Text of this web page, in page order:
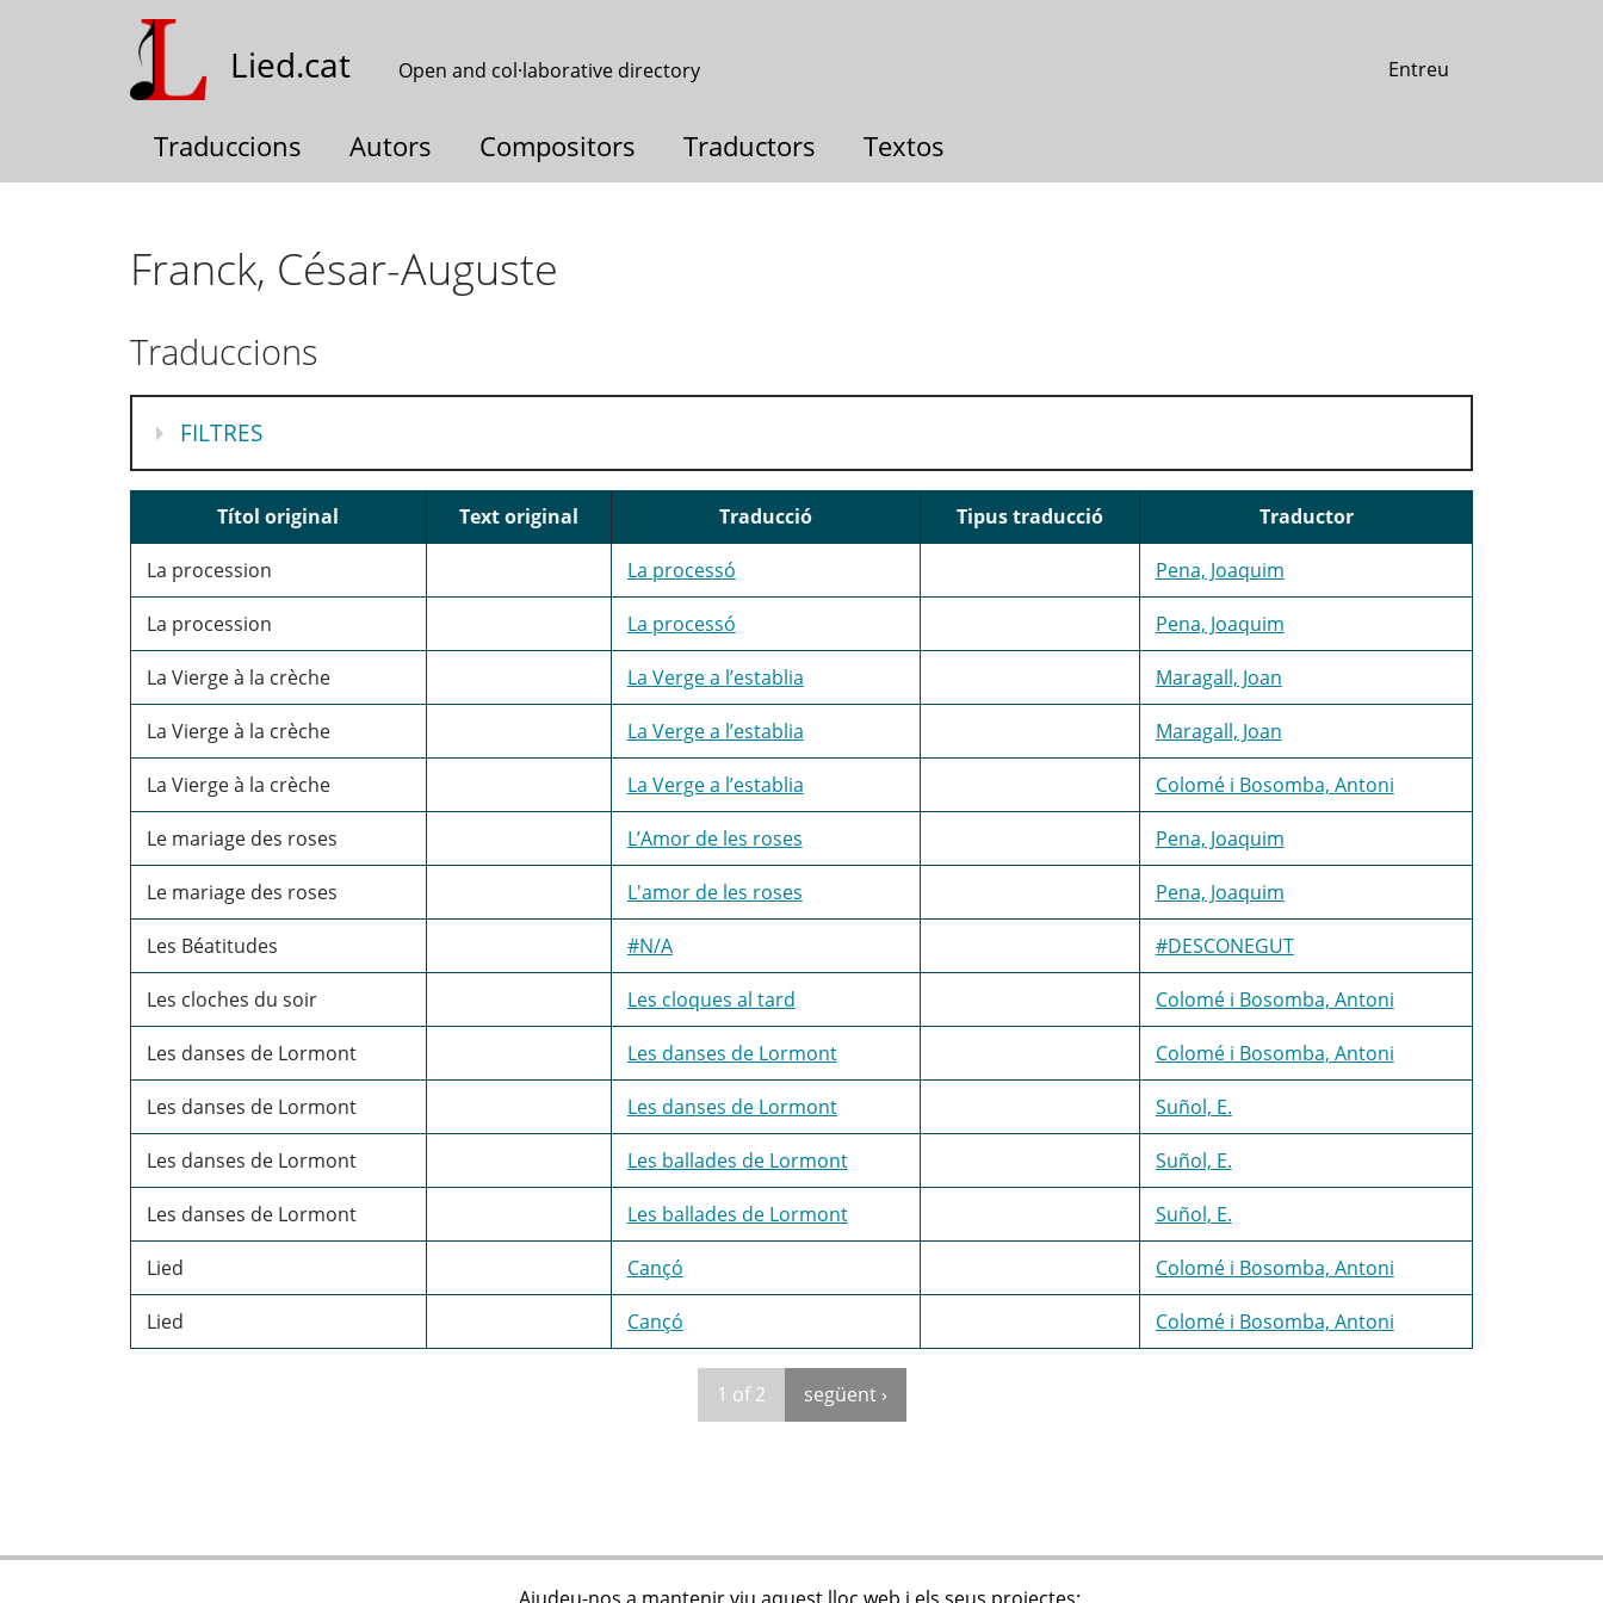
Lied.cat Open and col·laborative directory Entreu
Traduccions Autors Compositors Traductors Textos
Franck, César-Auguste
Traduccions
MOSTRA
FILTRES
Títol original Text original Traducció Tipus traducció Traductor
La procession La processó Pena, Joaquim
La procession La processó Pena, Joaquim
La Vierge à la crèche La Verge a l’establia Maragall, Joan
La Vierge à la crèche La Verge a l’establia Maragall, Joan
La Vierge à la crèche La Verge a l’establia Colomé i Bosomba, Antoni
Le mariage des roses L’Amor de les roses Pena, Joaquim
Le mariage des roses L'amor de les roses Pena, Joaquim
Les Béatitudes #N/A #DESCONEGUT
Les cloches du soir Les cloques al tard Colomé i Bosomba, Antoni
Les danses de Lormont Les danses de Lormont Colomé i Bosomba, Antoni
Les danses de Lormont Les danses de Lormont Suñol, E.
Les danses de Lormont Les ballades de Lormont Suñol, E.
Les danses de Lormont Les ballades de Lormont Suñol, E.
Lied Cançó Colomé i Bosomba, Antoni
Lied Cançó Colomé i Bosomba, Antoni
1 of 2 següent ›